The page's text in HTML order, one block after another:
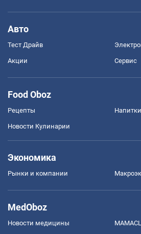
Авто
Тест Драйв
Акции Сервис
Food Oboz
Рецепты Напитки
Новости Кулинарии
Экономика
Рынки и компании
MedOboz
Новости медицины